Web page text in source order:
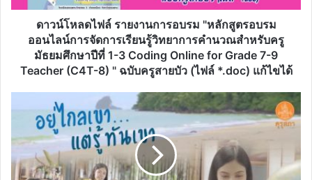
การ
เรียน
วิทยาการ
สำหรับ
ครู
มัธยมศึกษา
ปี
1-
ดาวน์โหลดไฟล์ รายงานการอบรม "หลักสูตรอบรม
ออนไลน์การจัดการเรียนรู้วิทยาการคำนวณสำหรับครู
มัธยมศึกษาปีที่ 1-3 Coding Online for Grade 7-9
Teacher (C4T-8) " ฉบับครูสายบัว (ไฟล์ *.doc) แก้ไขได้
สภา
เชิญ
รับ
ชม